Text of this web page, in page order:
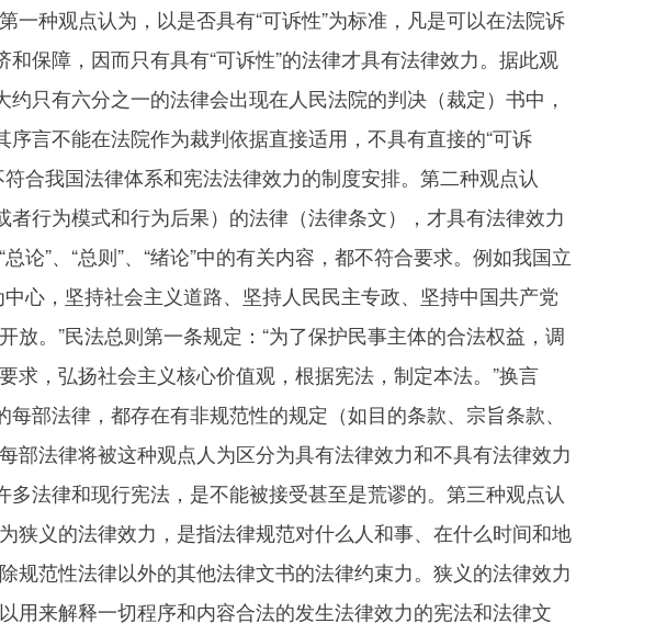
种观点认为，以是否具有“可诉性”为标准，凡是可以在法院诉
保障，因而只有具有“可诉性”的法律才具有法律效力。据此观
只有六分之一的法律会出现在人民法院的判决（裁定）书中，
言不能在法院作为裁判依据直接适用，不具有直接的“可诉
合我国法律体系和宪法法律效力的制度安排。第二种观点认
行为模式和行为后果）的法律（法律条文），才具有法律效力
论”、“总则”、“绪论”中的有关内容，都不符合要求。例如我国立
心，坚持社会主义道路、坚持人民民主专政、坚持中国共产党
。”民法总则第一条规定：“为了保护民事主体的合法权益，调
，弘扬社会主义核心价值观，根据宪法，制定本法。”换言
部法律，都存在有非规范性的规定（如目的条款、宗旨条款、
法律将被这种观点人为区分为具有法律效力和不具有法律效力
法律和现行宪法，是不能被接受甚至是荒谬的。第三种观点认
狭义的法律效力，是指法律规范对什么人和事、在什么时间和地
规范性法律以外的其他法律文书的法律约束力。狭义的法律效力
用来解释一切程序和内容合法的发生法律效力的宪法和法律文